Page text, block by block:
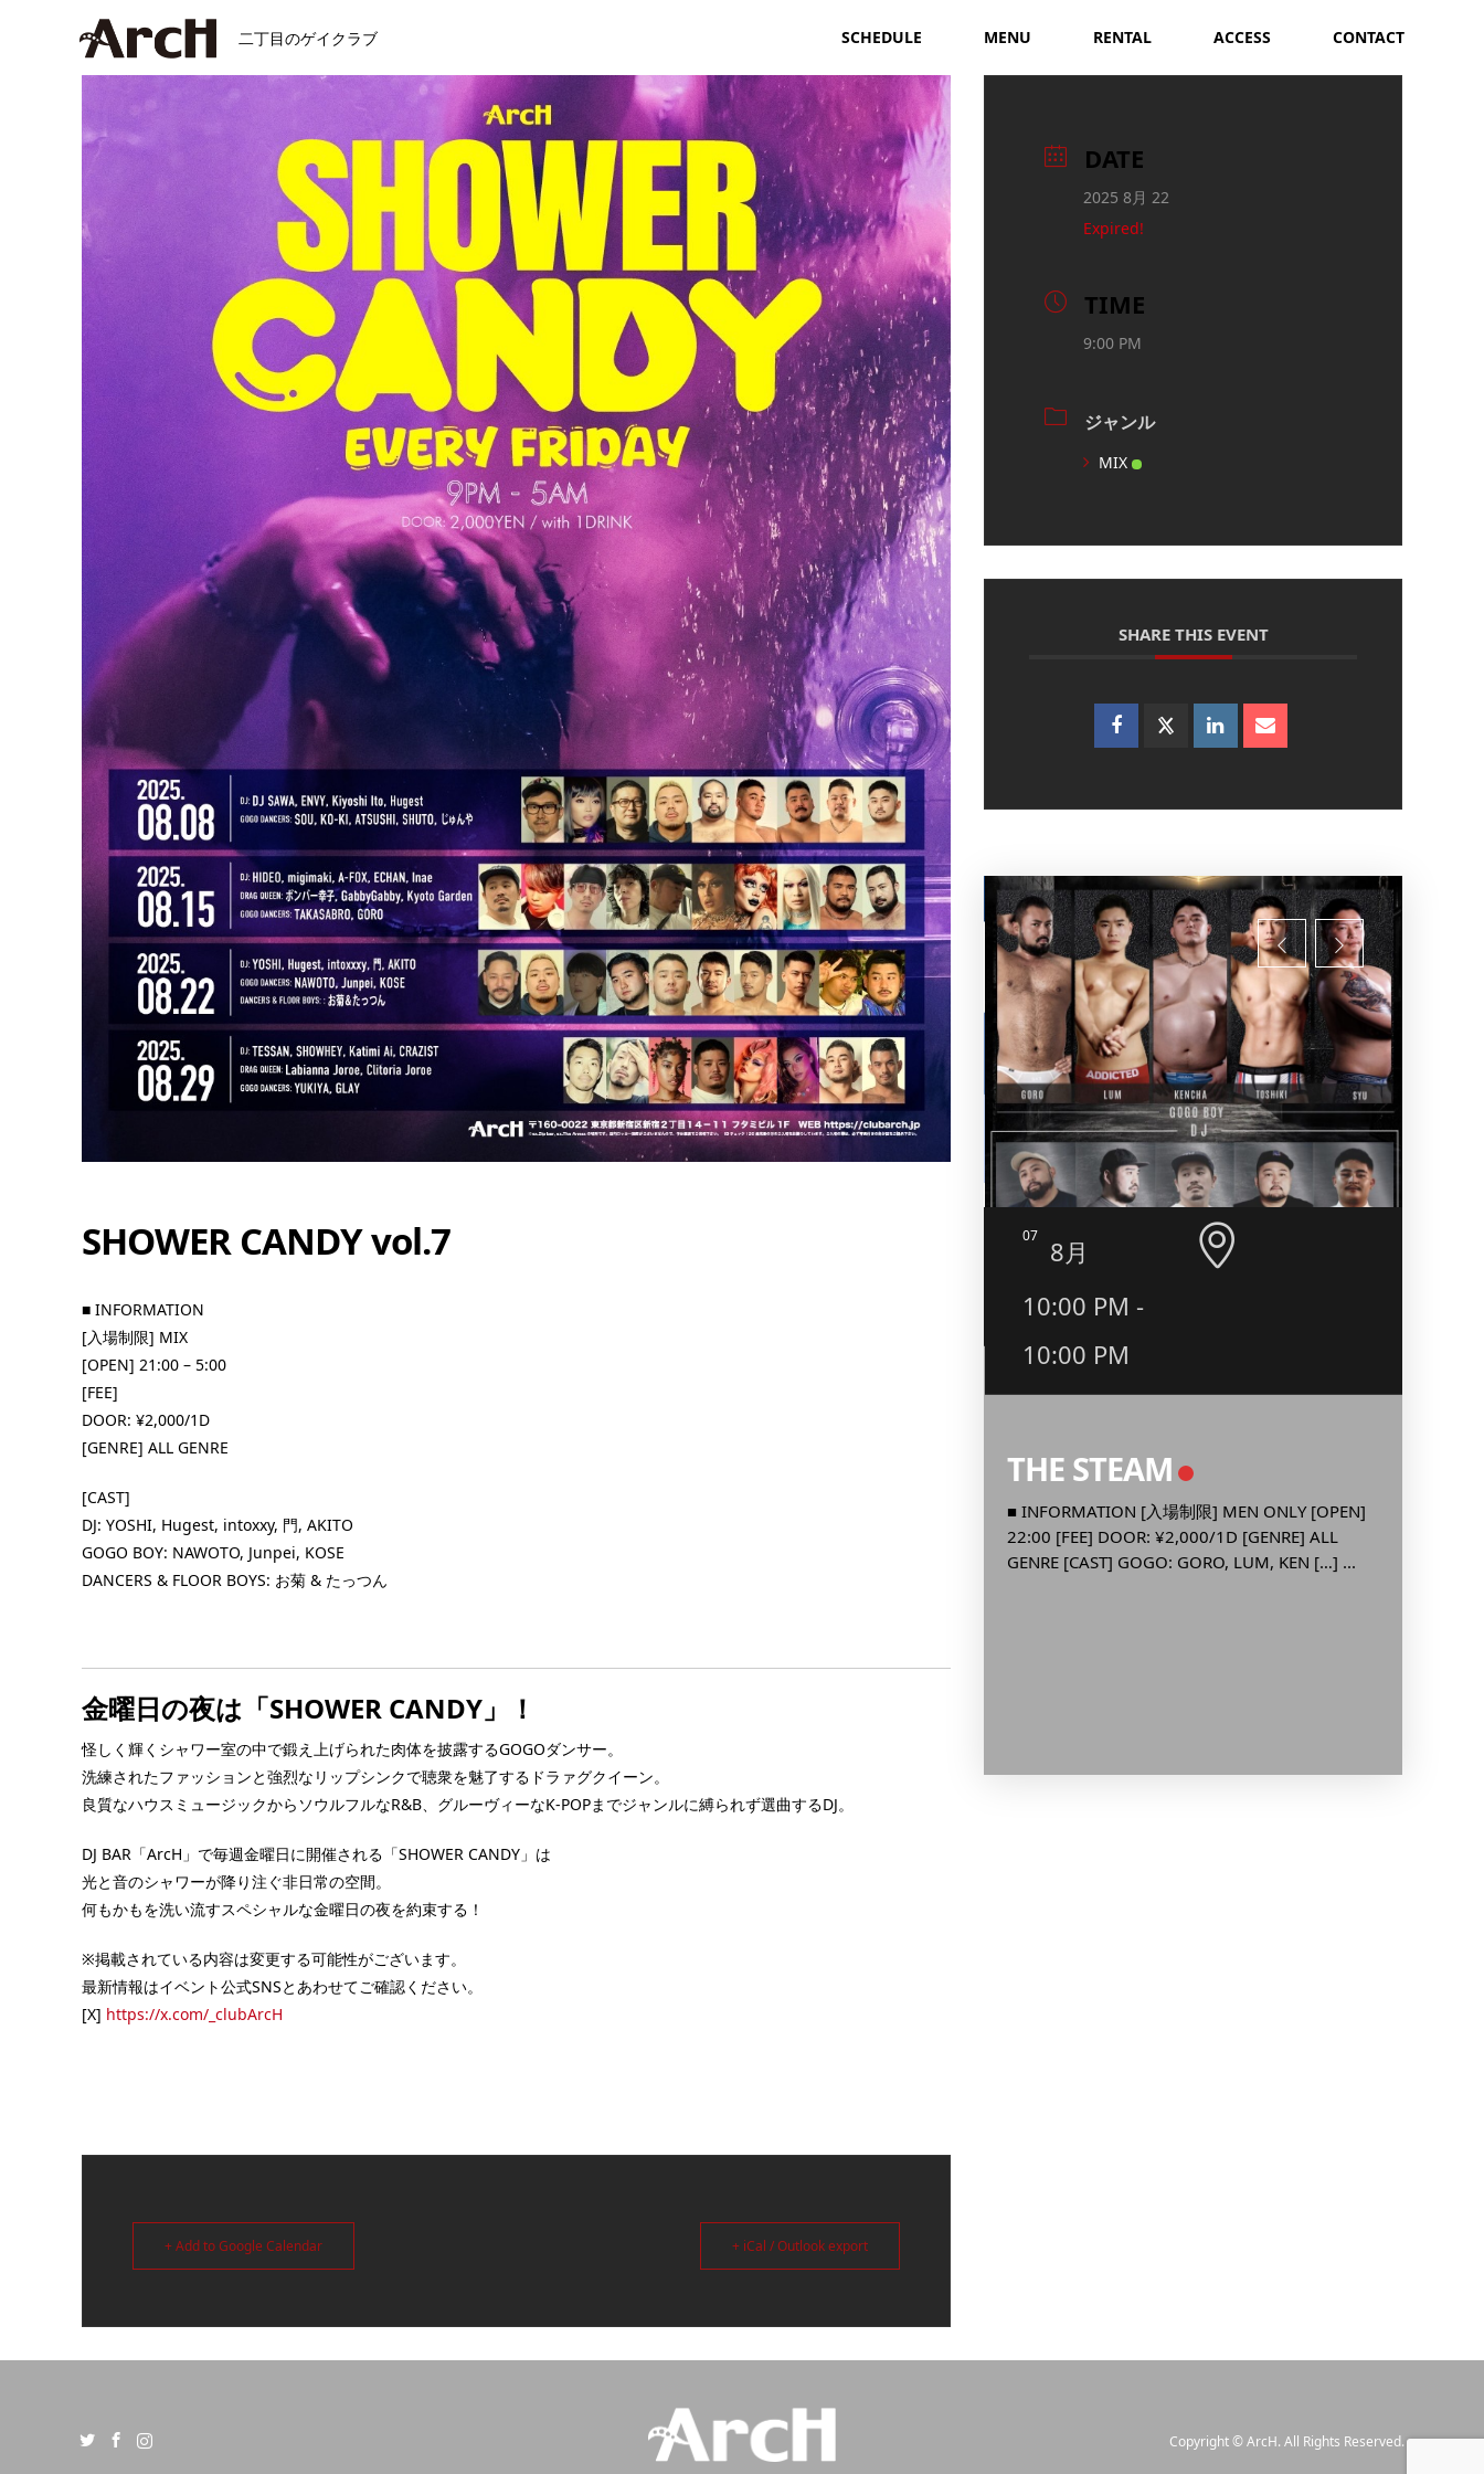
二丁目のゲイクラブ SCHEDULE MENU RENTAL ACCESS CONTACT
SHOWER CANDY vol.7
■ INFORMATION
[入場制限] MIX
[OPEN] 21:00 – 5:00
[FEE]
DOOR: ¥2,000/1D
[GENRE] ALL GENRE
[CAST]
DJ: YOSHI, Hugest, intoxxy, 門, AKITO
GOGO BOY: NAWOTO, Junpei, KOSE
DANCERS & FLOOR BOYS: お菊 & たっつん
金曜日の夜は「SHOWER CANDY」！
怪しく輝くシャワー室の中で鍛え上げられた肉体を披露するGOGOダンサー。
洗練されたファッションと強烈なリップシンクで聴衆を魅了するドラァグクイーン。
良質なハウスミュージックからソウルフルなR&B、グルーヴィーなK-POPまでジャンルに縛られず選曲するDJ。
DJ BAR「ArcH」で毎週金曜日に開催される「SHOWER CANDY」は
光と音のシャワーが降り注ぐ非日常の空間。
何もかもを洗い流すスペシャルな金曜日の夜を約束する！
※掲載されている内容は変更する可能性がございます。
最新情報はイベント公式SNSとあわせてご確認ください。
[X] https://x.com/_clubArcH
+ Add to Google Calendar + iCal / Outlook export
DATE
2025 8月 22
Expired!
TIME
9:00 PM
ジャンル
MIX
SHARE THIS EVENT
22:00 –
(4:00 […] ...
11
8月
4:00 PM -
10:30 PM
カムピスシャワーナイト
ーピー～
■ INFORMATION [入場制限] MEN ONLY（20歳以
ット: ¥ […] ...
07
8月
10:00 PM -
10:00 PM
THE STEAM
■ INFORMATION [入場制限] MEN ONLY [OPEN]
22:00 [FEE] DOOR: ¥2,000/1D [GENRE] ALL
GENRE [CAST] GOGO: GORO, LUM, KEN […] ...
Copyright©ArcH. All Rights Reserved.